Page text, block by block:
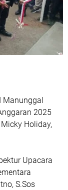
Manunggal
2025
Holiday,
Upacara
S.Sos